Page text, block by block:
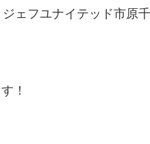
ェフユナイテッド市
！